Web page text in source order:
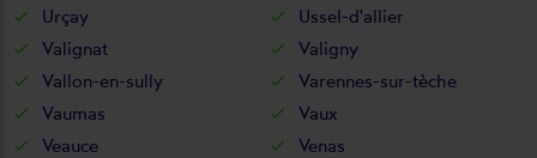
Urçay
Ussel-d'allier
Valignat
Valigny
Vallon-en-sully
Varennes-sur-tèche
Vaumas
Vaux
Veauce
Venas